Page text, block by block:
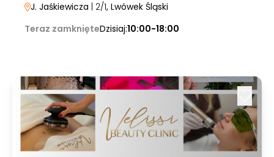
J. Jaśkiewicza | 2/1, Lwówek Śląski
Teraz zamknięteDzisiaj:10:00-18:00